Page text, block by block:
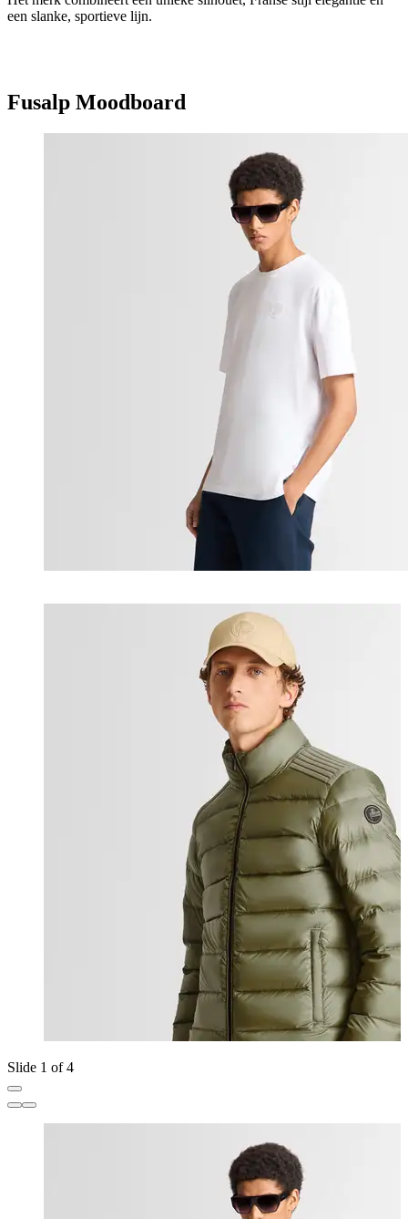
een slanke, sportieve lijn.
Fusalp Moodboard
Slide 1 of 4